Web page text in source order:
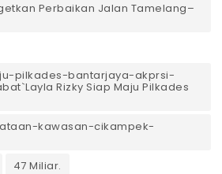
Perbaikan Jalan Tamelang–
pilkades-bantarjaya-akprsi-
Rizky Siap Maju Pilkades
kawasan-cikampek-
47 Miliar.